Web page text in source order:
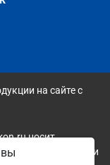
на сайте с
носит
характер и ни